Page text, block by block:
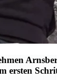
ersten